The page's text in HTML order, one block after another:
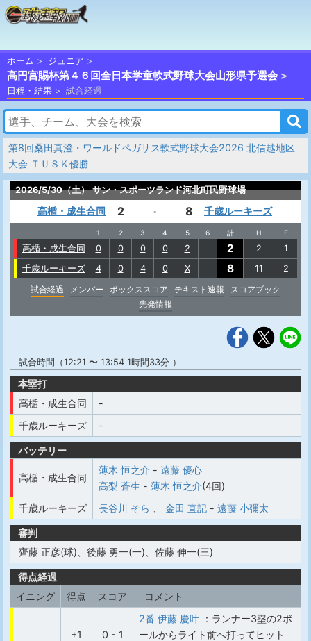
ホーム ジュニア
高円宮賜杯第４６回全日本学童軟式野球大会山形県予選会
日程・結果 試合経過
第8回桑田真澄・ワールドペガサス軟式野球大会2026 北信越地区
大会 ＴＵＳＫ優勝
2026/5/30（土） サン・スポーツランド河北町民野球場
高楯・成生合同 2 - 8 千歳ルーキーズ
1 2 3 4 5 6 計 H E
高楯・成生合同 0 0 0 0 2 2 2
1
千歳ルーキーズ
4 0 4 0 X 8 11
2
試合経過
メンバー ボックススコア テキスト速報
スコアブック
先発情報
試合時間（12:21 〜 13:54 1時間33分 ）
本塁打
高楯・成生合同
-
千歳ルーキーズ
-
バッテリー
高楯・成生合同
薄木 恒之介 - 遠藤 優心
高梨 蒼生 - 薄木 恒之介(4回)
千歳ルーキーズ
長谷川 そら 金田 直記 - 遠藤 小彌太
審判
齊藤 正彦(球)、後藤 勇一(一)、佐藤 伸一(三)
得点経過
イニング
得点 スコア コメント
+1 0 - 1
2番 伊藤 慶叶 ：ランナー3塁の2ボ
ールからライト前へ打ってヒット